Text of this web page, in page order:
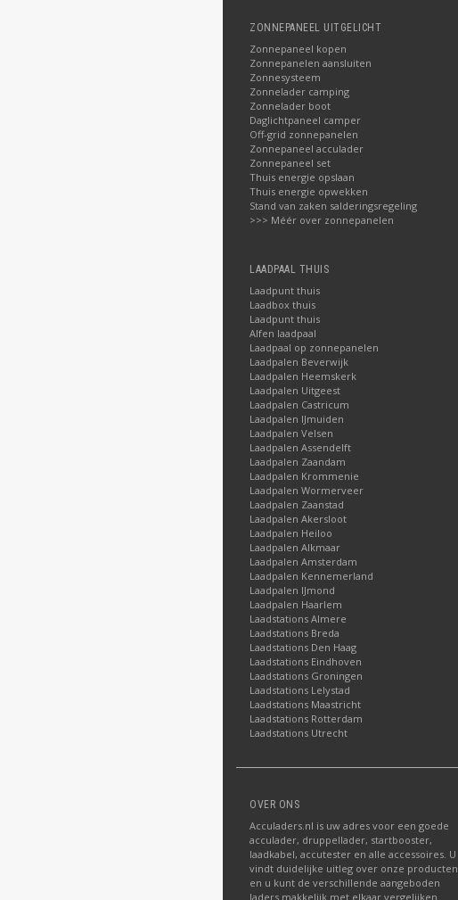
ZONNEPANEEL UITGELICHT
Zonnepaneel kopen
Zonnepanelen aansluiten
Zonnesysteem
Zonnelader camping
Zonnelader boot
Daglichtpaneel camper
Off-grid zonnepanelen
Zonnepaneel acculader
Zonnepaneel set
Thuis energie opslaan
Thuis energie opwekken
Stand van zaken salderingsregeling
>>> Méér over zonnepanelen
LAADPAAL THUIS
Laadpunt thuis
Laadbox thuis
Laadpunt thuis
Alfen laadpaal
Laadpaal op zonnepanelen
Laadpalen Beverwijk
Laadpalen Heemskerk
Laadpalen Uitgeest
Laadpalen Castricum
Laadpalen IJmuiden
Laadpalen Velsen
Laadpalen Assendelft
Laadpalen Zaandam
Laadpalen Krommenie
Laadpalen Wormerveer
Laadpalen Zaanstad
Laadpalen Akersloot
Laadpalen Heiloo
Laadpalen Alkmaar
Laadpalen Amsterdam
Laadpalen Kennemerland
Laadpalen IJmond
Laadpalen Haarlem
Laadstations Almere
Laadstations Breda
Laadstations Den Haag
Laadstations Eindhoven
Laadstations Groningen
Laadstations Lelystad
Laadstations Maastricht
Laadstations Rotterdam
Laadstations Utrecht
OVER ONS
Acculaders.nl is uw adres voor een goede
acculader, druppellader, startbooster,
laadkabel, accutester en alle accessoires. U
vindt duidelijke uitleg over onze producten
en u kunt de verschillende aangeboden
laders makkelijk met elkaar vergelijken